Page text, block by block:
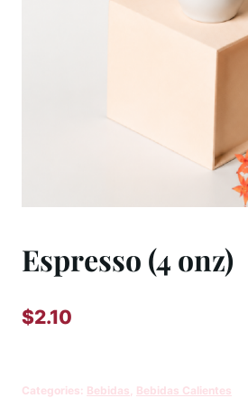
Espresso (4 onz)
$2.10
Categories: Bebidas Bebidas Calientes